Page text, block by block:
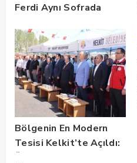
Ferdi Aynı Sofrada
Bölgenin En Modern
Tesisi Kelkit’te Açıldı: